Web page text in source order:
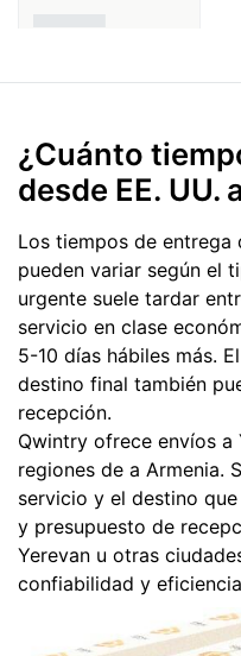
¿Cuánto
desde EE. UU.
Los tiempos de entrega
pueden variar según el
urgente suele tardar
servicio en clase
5-10 días hábiles más.
destino final también
recepción.
Qwintry ofrece envíos a
regiones de a Armenia.
servicio y el destino
y presupuesto de
Yerevan u otras
confiabilidad y